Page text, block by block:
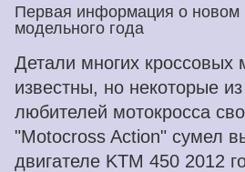
Первая информация о новом
модельного года
Детали многих кроссовых
известны, но некоторые
любителей мотокросса
"Motocross Action" сумел
двигателе KTM 450 2012